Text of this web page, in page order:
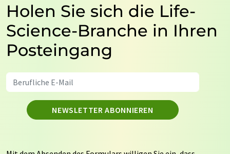
Holen Sie sich die Life-
Science-Branche in Ihren
Posteingang
NEWSLETTER ABONNIEREN